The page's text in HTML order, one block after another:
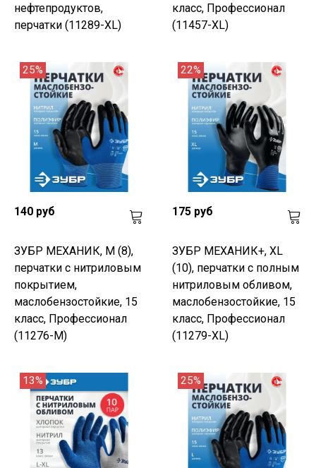
нефтепродуктов,
перчатки (11289-XL)
класс, Профессионал
(11457-XL)
25%
140 руб
ЗУБР МЕХАНИК, M (8),
перчатки с нитриловым
покрытием,
маслобензостойкие, 15
класс, Профессионал
(11276-M)
22%
175 руб
ЗУБР МЕХАНИК+, XL
(10), перчатки с полным
нитриловым обливом,
маслобензостойкие, 15
класс, Профессионал
(11279-XL)
13% 25%